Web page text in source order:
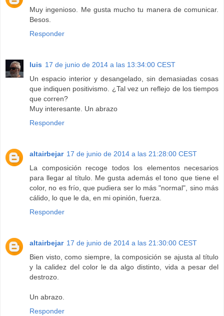
Muy ingenioso. Me gusta mucho tu manera de comunicar.
Besos.
Responder
luis 17 de junio de 2014 a las 13:34:00 CEST
Un espacio interior y desangelado, sin demasiadas cosas
que indiquen positivismo. ¿Tal vez un reflejo de los tiempos
que corren?
Muy interesante. Un abrazo
Responder
altairbejar 17 de junio de 2014 a las 21:28:00 CEST
La composición recoge todos los elementos necesarios
para llegar al título. Me gusta además el tono que tiene el
color, no es frío, que pudiera ser lo más "normal", sino más
cálido, lo que le da, en mi opinión, fuerza.
Responder
altairbejar 17 de junio de 2014 a las 21:30:00 CEST
Bien visto, como siempre, la composición se ajusta al título
y la calidez del color le da algo distinto, vida a pesar del
destrozo.
Un abrazo.
Responder